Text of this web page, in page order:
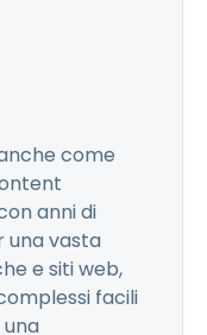
come
anni di
una vasta
e siti web,
facili